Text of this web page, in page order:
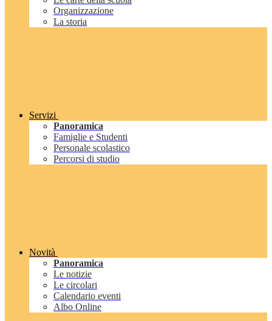
Organizzazione
La storia
Servizi
Panoramica
Famiglie e Studenti
Personale scolastico
Percorsi di studio
Novità
Panoramica
Le notizie
Le circolari
Calendario eventi
Albo Online